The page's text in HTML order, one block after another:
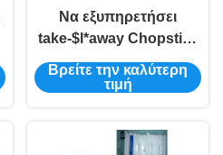
Να εξυπηρετήσει
take-$l*away Chopstick
αυτόματο μηχανικό
μηχανών συσκευασίας
Βρείτε την καλύτερη
τιμή